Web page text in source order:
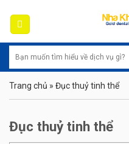
content
Trang chủ » Đục thuỷ tinh thể
Đục thuỷ tinh thể